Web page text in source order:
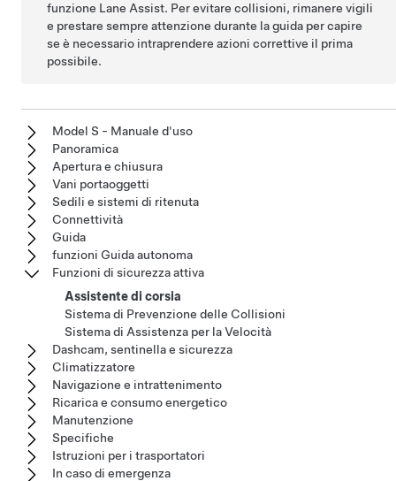
funzione Lane Assist. Per evitare collisioni, rimanere vigili
e prestare sempre attenzione durante la guida per capire
se è necessario intraprendere azioni correttive il prima
possibile.
Model S - Manuale d'uso
Panoramica
Apertura e chiusura
Vani portaoggetti
Sedili e sistemi di ritenuta
Connettività
Guida
funzioni Guida autonoma
Funzioni di sicurezza attiva
Assistente di corsia
Sistema di Prevenzione delle Collisioni
Sistema di Assistenza per la Velocità
Dashcam, sentinella e sicurezza
Climatizzatore
Navigazione e intrattenimento
Ricarica e consumo energetico
Manutenzione
Specifiche
Istruzioni per i trasportatori
In caso di emergenza